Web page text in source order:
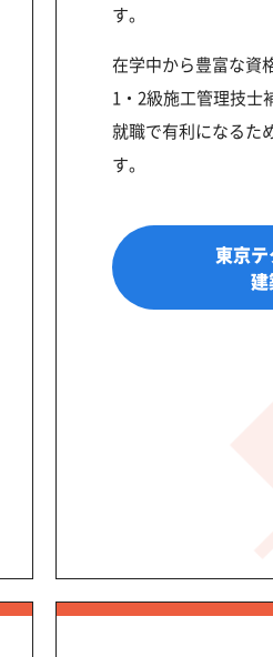
す。
在学中から豊富な資
1・2級施工管理技士
就職で有利になるた
す。
東京